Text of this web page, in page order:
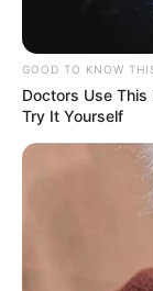
GOOD TO KNOW
Doctors Use
Try It Yourself